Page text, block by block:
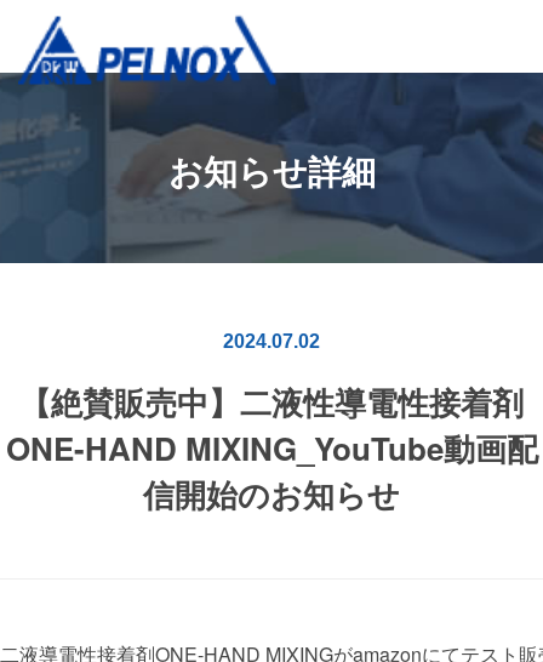
お知らせ詳細
2024.07.02
【絶賛販売中】二液性導電性接着剤
ONE-HAND MIXING_YouTube動画配
信開始のお知らせ
二液導電性接着剤ONE-HAND MIXINGがamazonにてテスト